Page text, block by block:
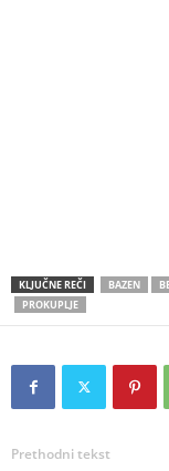
KLJUČNE REČI BAZEN
PROKUPLJE
Prethodni tekst